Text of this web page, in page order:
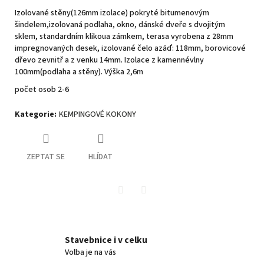
Izolované stěny(126mm izolace) pokryté bitumenovým
šindelem,izolovaná podlaha, okno, dánské dveře s dvojitým
sklem, standardním klikoua zámkem, terasa vyrobena z 28mm
impregnovaných desek, izolované čelo azáď: 118mm, borovicové
dřevo zevnitř a z venku 14mm. Izolace z kamennévlny
100mm(podlaha a stěny). Výška 2,6m
počet osob 2-6
Kategorie: KEMPINGOVÉ KOKONY
ZEPTAT SE HLÍDAT
Stavebnice i v celku
Volba je na vás